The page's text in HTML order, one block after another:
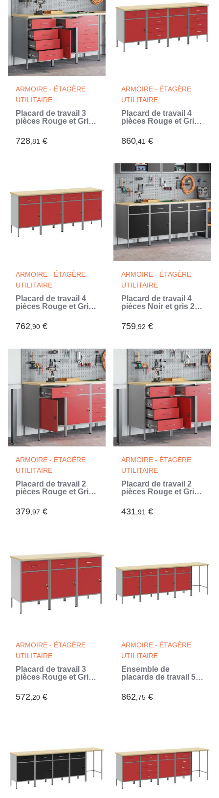
ARMOIRE - ÉTAGÈRE
UTILITAIRE
Placard de travail 3
pièces Rouge et Gris
728,81 €
ARMOIRE - ÉTAGÈRE
UTILITAIRE
Placard de travail 4
pièces Rouge et Gris
860,41 €
ARMOIRE - ÉTAGÈRE
UTILITAIRE
Placard de travail 4
pièces Rouge et Gris
762,90 €
ARMOIRE - ÉTAGÈRE
UTILITAIRE
Placard de travail 4
pièces Noir et gris 200
759,92 €
ARMOIRE - ÉTAGÈRE
UTILITAIRE
Placard de travail 2
pièces Rouge et Gris
379,97 €
ARMOIRE - ÉTAGÈRE
UTILITAIRE
Placard de travail 2
pièces Rouge et Gris
431,91 €
ARMOIRE - ÉTAGÈRE
UTILITAIRE
Placard de travail 3
pièces Rouge et Gris
572,20 €
ARMOIRE - ÉTAGÈRE
UTILITAIRE
Ensemble de
placards de travail 5
862,75 €